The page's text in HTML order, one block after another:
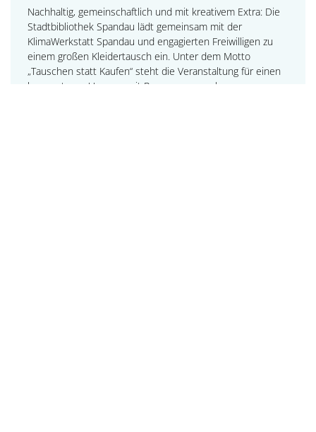
Nachhaltig, gemeinschaftlich und mit kreativem Extra: Die
Stadtbibliothek Spandau lädt gemeinsam mit der
KlimaWerkstatt Spandau und engagierten Freiwilligen zu
einem großen Kleidertausch ein. Unter dem Motto
„Tauschen statt Kaufen“ steht die Veranstaltung für einen
bewussteren Umgang mit Ressourcen, mehr